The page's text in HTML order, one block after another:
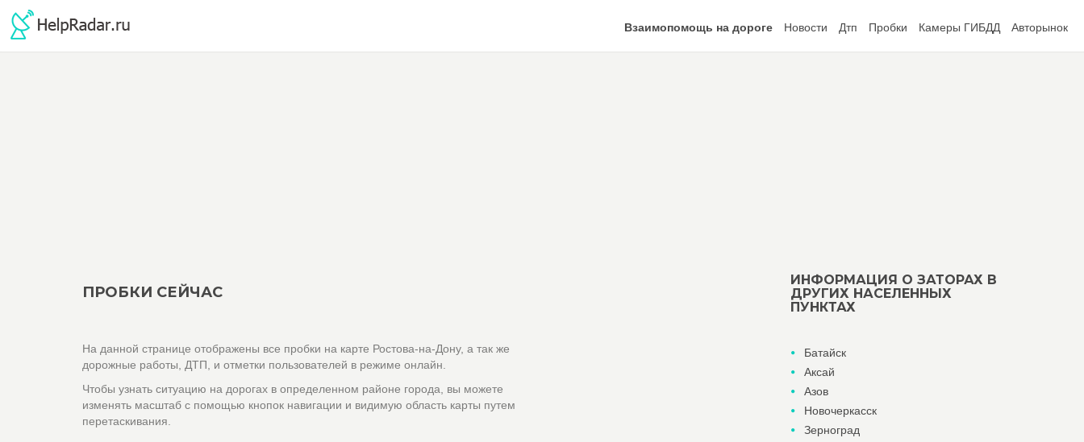
Взаимопомощь на дороге Новости Дтп Пробки Камеры ГИБДД Авторынок
ПРОБКИ СЕЙЧАС
На данной странице отображены все пробки на карте Ростова-на-Дону, а так же
дорожные работы, ДТП, и отметки пользователей в режиме онлайн.
Чтобы узнать ситуацию на дорогах в определенном районе города, вы можете
изменять масштаб с помощью кнопок навигации и видимую область карты путем
перетаскивания.
ИНФОРМАЦИЯ О ЗАТОРАХ В
ДРУГИХ НАСЕЛЕННЫХ
ПУНКТАХ
Батайск
Аксай
Азов
Новочеркасск
Зерноград